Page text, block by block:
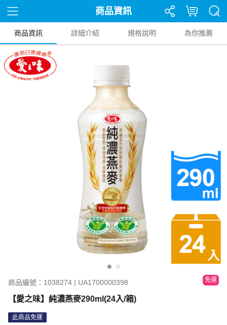
商品資訊
商品資訊 詳細介紹 規格說明 為你推薦
商品編號：1038274 | UA1700000398 免運
【愛之味】純濃燕麥290ml(24入/箱)
此商品免運